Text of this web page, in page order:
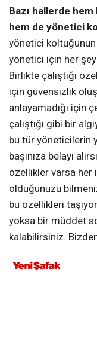
Bazı hallerde
hem de yönetici
yönetici koltuğunun
yönetici için her
Birlikte çalıştığı
için güvensizlik
anlayamadığı için
çalıştığı gibi bir
bu tür yöneticilerin
başınıza belayı
özellikler varsa
olduğunuzu
bu özellikleri
yoksa bir müddet
kalabilirsiniz.